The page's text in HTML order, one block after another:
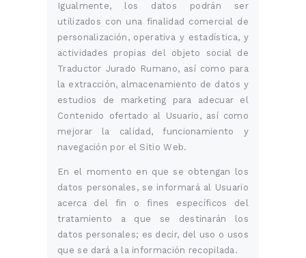
Igualmente, los datos podrán ser
utilizados con una finalidad comercial de
personalización, operativa y estadística, y
actividades propias del objeto social de
Traductor Jurado Rumano, así como para
la extracción, almacenamiento de datos y
estudios de marketing para adecuar el
Contenido ofertado al Usuario, así como
mejorar la calidad, funcionamiento y
navegación por el Sitio Web.
En el momento en que se obtengan los
datos personales, se informará al Usuario
acerca del fin o fines específicos del
tratamiento a que se destinarán los
datos personales; es decir, del uso o usos
que se dará a la información recopilada.